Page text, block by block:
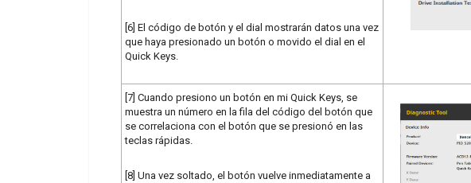
[6] El código de botón y el dial mostrarán datos una vez
que haya presionado un botón o movido el dial en el
Quick Keys.
[7] Cuando presiono un botón en mi Quick Keys, se
muestra un número en la fila del código del botón que
se correlaciona con el botón que se presionó en las
teclas rápidas.
[8] Una vez soltado, el botón vuelve inmediatamente a